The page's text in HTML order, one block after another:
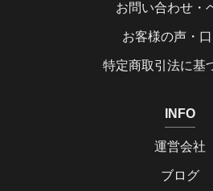
お問い合わせ・
お客様の声・口
特定商取引法に基
INFO
運営会社
ブログ